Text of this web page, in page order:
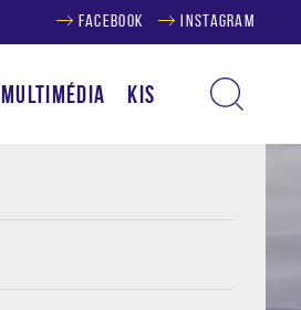
FACEBOOK INSTAGRAM
MULTIMÉDIA KIS